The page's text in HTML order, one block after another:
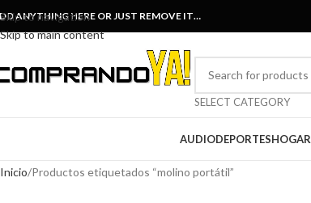
Skip to navigation
Skip to main content
ANYTHING HERE OR JUST REMOVE IT…
SELECT CATEGORY
AUDIODEPORTESHOGAR
Inicio Productos etiquetados “molino portátil”